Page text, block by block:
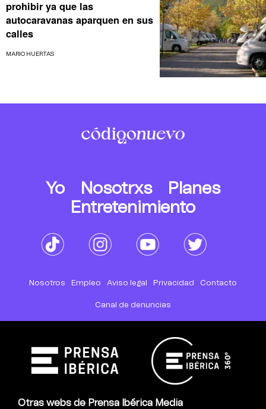
prohibir ya que las
autocaravanas aparquen en sus
calles
MARIO HUERTAS
Yo Nosotrxs
Planes
Entretenimiento
Nosotros Empleo Aviso legal Privacidad Contacto
Canal de denuncias
Otras webs de Prensa Ibérica Media